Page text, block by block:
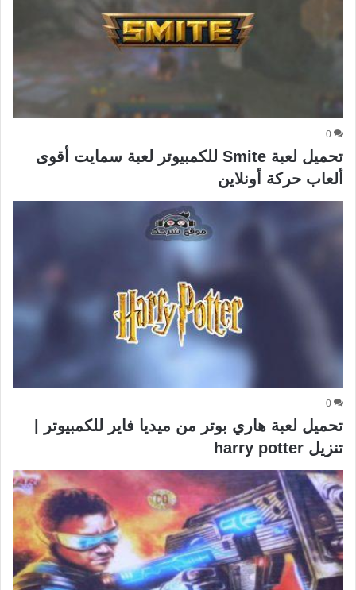
0
تحميل لعبة Smite للكمبيوتر لعبة سمايت أقوى
ألعاب حركة أونلاين
0
تحميل لعبة هاري بوتر من ميديا فاير للكمبيوتر |
تنزيل harry potter